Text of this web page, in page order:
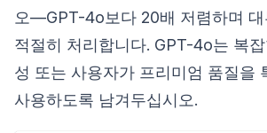
오—GPT-4o보다 20배 저렴하며 대
적절히 처리합니다. GPT-4o는 복
성 또는 사용자가 프리미엄 품질을
사용하도록 남겨두십시오.